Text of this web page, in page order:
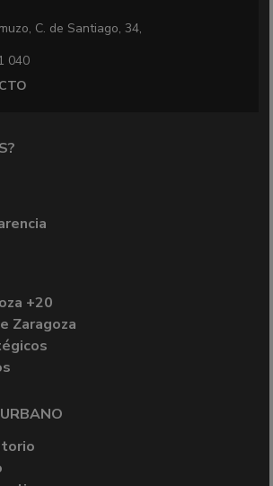
C. de Santiago, 34,
040
+20
Zaragoza